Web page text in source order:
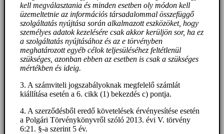
kell megválasztania és minden esetben oly módon kell
üzemeltetnie az információs társadalommal összefüggő
szolgáltatás nyújtása során alkalmazott eszközöket, hogy
személyes adatok kezelésére csak akkor kerüljön sor, ha ez
a szolgáltatás nyújtásához és az e törvényben
meghatározott egyéb célok teljesüléséhez feltétlenül
szükséges, azonban ebben az esetben is csak a szükséges
mértékben és ideig.
3. A számviteli jogszabályoknak megfelelő számlát
kiállítása esetén a 6. cikk (1) bekezdés c) pontja.
4. A szerződésből eredő követelések érvényesítése esetén
a Polgári Törvénykönyvről szóló 2013. évi V. törvény
6:21. §-a szerint 5 év.